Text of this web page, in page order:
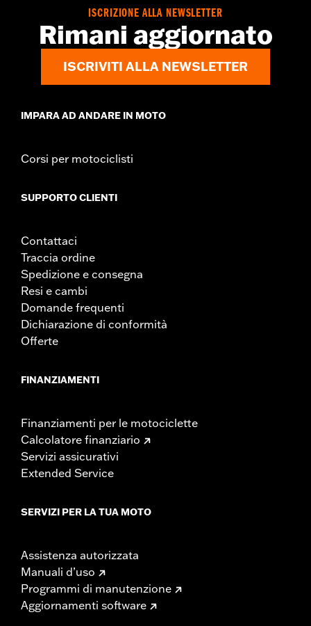
for full details
Origine:Imported
ISCRIZIONE ALLA NEWSLETTER
Rimani aggiornato
ISCRIVITI ALLA NEWSLETTER
IMPARA AD ANDARE IN MOTO
Corsi per motociclisti
SUPPORTO CLIENTI
Contattaci
Traccia ordine
Spedizione e consegna
Resi e cambi
Domande frequenti
Dichiarazione di conformità
Offerte
FINANZIAMENTI
Finanziamenti per le motociclette
Calcolatore finanziario
Servizi assicurativi
Extended Service
SERVIZI PER LA TUA MOTO
Assistenza autorizzata
Manuali d’uso
Programmi di manutenzione
Aggiornamenti software